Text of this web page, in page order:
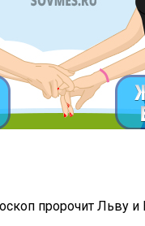
пророчит Льву